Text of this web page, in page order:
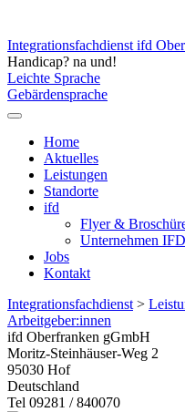
Integrationsfachdienst ifd
Handicap? na und!
Leichte Sprache
Gebärdensprache
Home
Aktuelles
Leistungen
Standorte
ifd
Flyer &
Unternehmen IFD
Jobs
Kontakt
Integrationsfachdienst>
Arbeitgeber:innen
ifd Oberfranken gGmbH
Moritz-Steinhäuser-Weg 2
95030 Hof
Deutschland
Tel 09281 / 840070